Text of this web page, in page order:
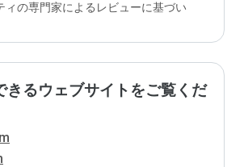
ィの専門家によるレビューに基づい
きるウェブサイトをご覧くだ